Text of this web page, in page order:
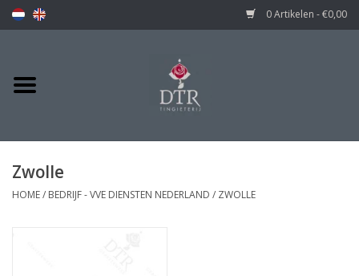
0 Artikelen - €0,00
Zwolle
HOME/ BEDRIJF - VVE DIENSTEN NEDERLAND / ZWOLLE